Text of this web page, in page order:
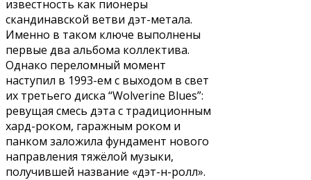
известность как пионеры
скандинавской ветви дэт-метала.
Именно в таком ключе выполнены
первые два альбома коллектива.
Однако переломный момент
наступил в 1993-ем с выходом в свет
их третьего диска “Wolverine Blues”:
ревущая смесь дэта с традиционным
хард-роком, гаражным роком и
панком заложила фундамент нового
направления тяжёлой музыки,
получившей название «дэт-н-ролл».